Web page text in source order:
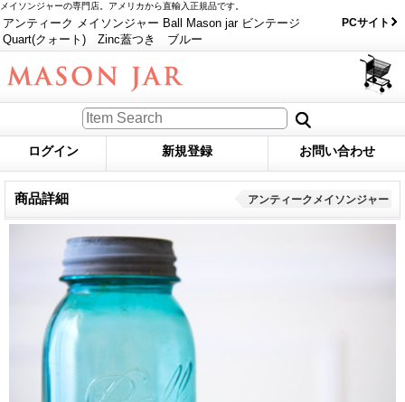
メイソンジャーの専門店。アメリカから直輸入正規品です。
アンティーク メイソンジャー Ball Mason jar ビンテージ
Quart(クォート) Zinc蓋つき ブルー
PCサイト
ログイン 新規登録 お問い合わせ
商品詳細 アンティークメイソンジャー